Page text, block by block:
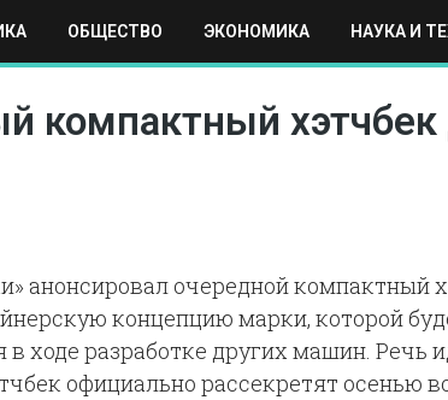
ОБЩЕСТВО ЭКОНОМИКА НАУКА И
ТЕХНИКА СПОРТ МОСКВА РЕГИОНЫ
компактный
анонсировал очередной компактный
концепцию марки, которой
ходе разработке других машин. Речь
официально рассекретят осенью